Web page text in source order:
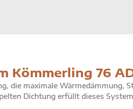
Kömmerling 76
die maximale Wärmedämmung,
Dichtung erfüllt dieses